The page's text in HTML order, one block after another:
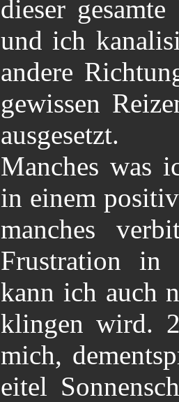
dieser
und ich
andere
gewissen
ausgesetzt.
Manches was
in einem
manches
Frustration in
kann ich auch
klingen wird.
mich,
eitel